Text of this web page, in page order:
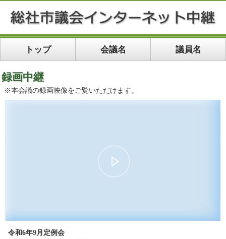
トップ 会議名 議員名
録画中継
※本会議の録画映像をご覧いただけます。
令和6年9月定例会